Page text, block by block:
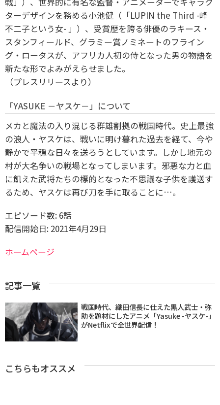
ターデザインを務める小池健（「LUPIN the Third -峰
不二子という女- 」）、受賞歴を誇る俳優のラキース・
スタンフィールド、グラミー賞ノミネートのフライン
グ・ロータスが、アフリカ人初の侍となった男の物語を
新たな形でよみがえらせました。
（プレスリリースより）
「YASUKE －ヤスケ－」について
メカと魔法の入り混じる群雄割拠の戦国時代。史上最強
の浪人・ヤスケは、戦いに明け暮れた過去を経て、今や
静かで平穏な日々を送ろうとしています。しかし地元の
村が大名争いの戦場となってしまいます。邪悪な力と血
に飢えた武将たちの標的となった不思議な子供を護送す
るため、ヤスケは再び刀を手に取ることに…。
エピソード数: 6話
配信開始日: 2021年4月29日
ホームページ
記事一覧
戦国時代、織田信長に仕えた黒人武士・弥
助を題材にしたアニメ「Yasuke -ヤスケ-」
がNetflixで全世界配信！
こちらもオススメ